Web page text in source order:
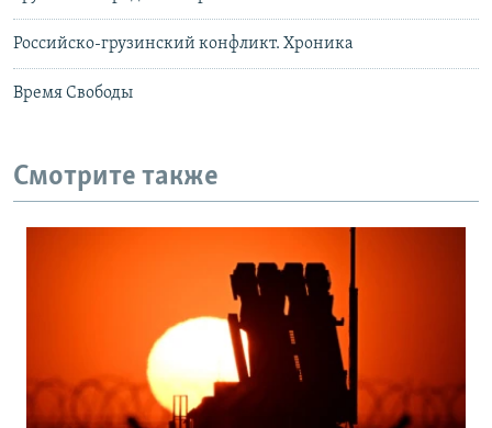
Российско-грузинский конфликт. Хроника
Время Свободы
Смотрите также